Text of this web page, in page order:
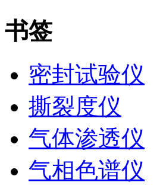
书签
密封试验仪
撕裂度仪
气体渗透仪
气相色谱仪